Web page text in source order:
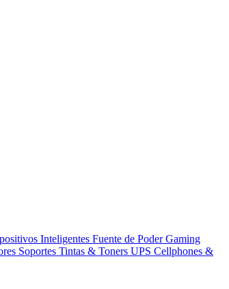
Inteligentes Fuente de PoderGaming
Soportes Tintas & Toners UPS Cellphones &